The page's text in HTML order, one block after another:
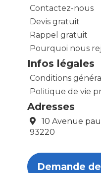
Contactez-nous
Devis gratuit
Rappel gratuit
Pourquoi nous
Infos légales
Conditions
Politique de vie
Adresses
10 Avenue
93220
Demande